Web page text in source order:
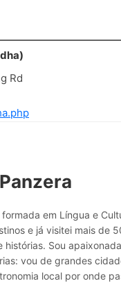
Rd
em Língua e
e já visitei mais de
histórias. Sou
vou de grandes
local por onde